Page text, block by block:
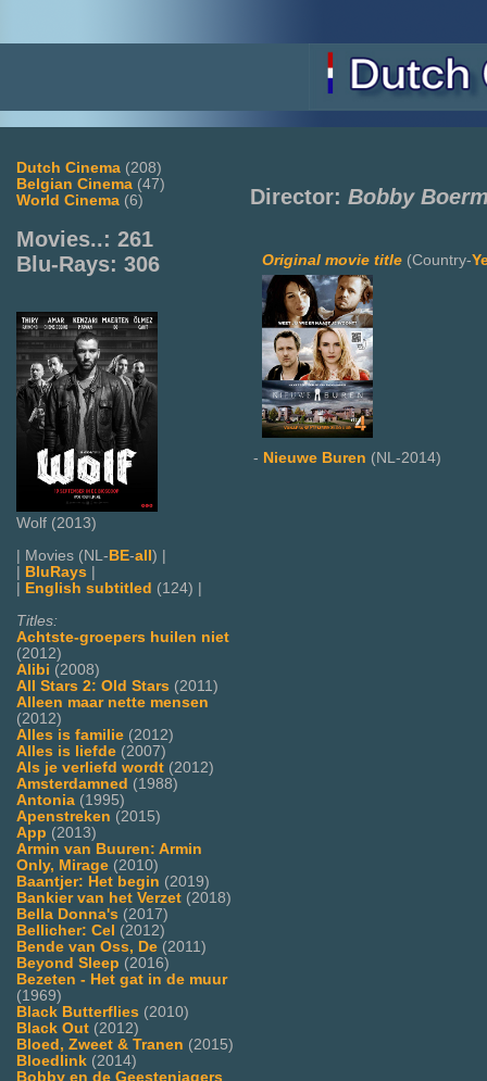
Dutch Cinema (208)
Belgian Cinema (47)
World Cinema (6)
Movies..: 261
Blu-Rays: 306
Wolf (2013)
| Movies (NL-BE-all) |
| BluRays |
| English subtitled (124) |
Titles:
Achtste-groepers huilen niet
(2012)
Alibi (2008)
All Stars 2: Old Stars (2011)
Alleen maar nette mensen
(2012)
Alles is familie (2012)
Alles is liefde (2007)
Als je verliefd wordt (2012)
Amsterdamned (1988)
Antonia (1995)
Apenstreken (2015)
App (2013)
Armin van Buuren: Armin
Only, Mirage (2010)
Baantjer: Het begin (2019)
Bankier van het Verzet (2018)
Bella Donna's (2017)
Bellicher: Cel (2012)
Bende van Oss, De (2011)
Beyond Sleep (2016)
Bezeten - Het gat in de muur
(1969)
Black Butterflies (2010)
Black Out (2012)
Bloed, Zweet & Tranen (2015)
Bloedlink (2014)
Bobby en de Geestenjagers
Director: Bobby
Original movie title (Country-
- Nieuwe Buren (NL-2014)